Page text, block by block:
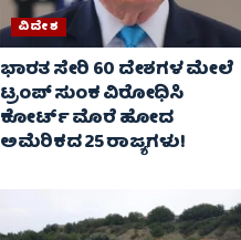
ವಿದೇಶ
ಭಾರತ ಸೇರಿ 60 ದೇಶಗಳ ಮೇಲೆ
ಟ್ರಂಪ್ ಸುಂಕ ವಿರೋಧಿಸಿ
ಕೋರ್ಟ್ ಮೊರೆ ಹೋದ
ಅಮೆರಿಕದ 25 ರಾಜ್ಯಗಳು!